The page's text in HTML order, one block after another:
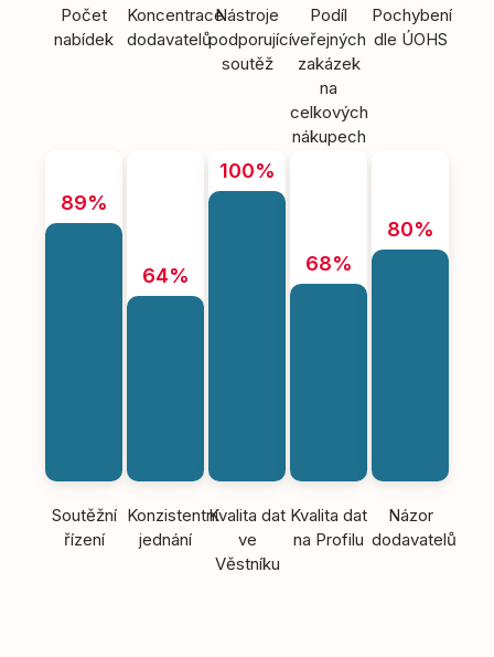
Počet
nabídek
Koncentrace
dodavatelů
Nástroje
podporující
soutěž
Podíl
veřejných
zakázek
na
celkových
nákupech
Pochybení
dle ÚOHS
89%
Soutěžní
řízení
64%
Konzistentní
jednání
100%
Kvalita dat
ve
Věstníku
68%
Kvalita dat
na Profilu
80%
Názor
dodavatelů